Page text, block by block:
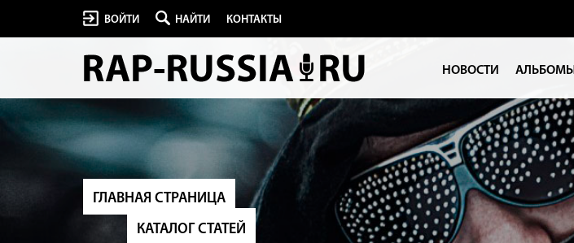
ВОЙТИ НАЙТИ КОНТАКТЫ
НОВОСТИ АЛЬБОМЫ
ГЛАВНАЯ СТРАНИЦА
КАТАЛОГ СТАТЕЙ